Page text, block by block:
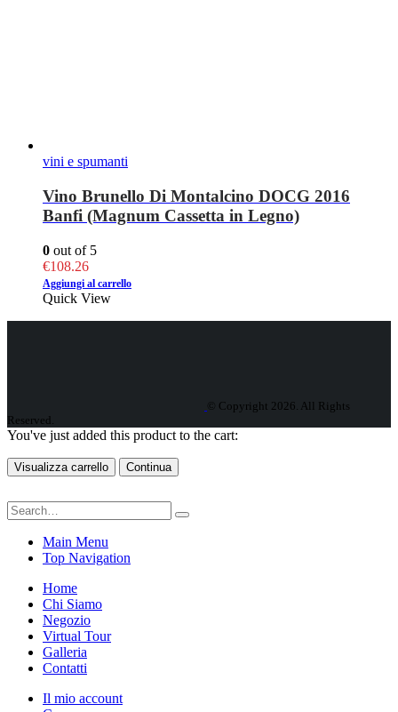
vini e spumanti
Vino Brunello Di Montalcino DOCG 2016
Banfi (Magnum Cassetta in Legno)
0 out of 5
€108.26
Aggiungi al carrello
Quick View
© Copyright 2026. All Rights
Reserved.
You've just added this product to the cart:
Visualizza carrello Continua
Main Menu
Top Navigation
Home
Chi Siamo
Negozio
Virtual Tour
Galleria
Contatti
Il mio account